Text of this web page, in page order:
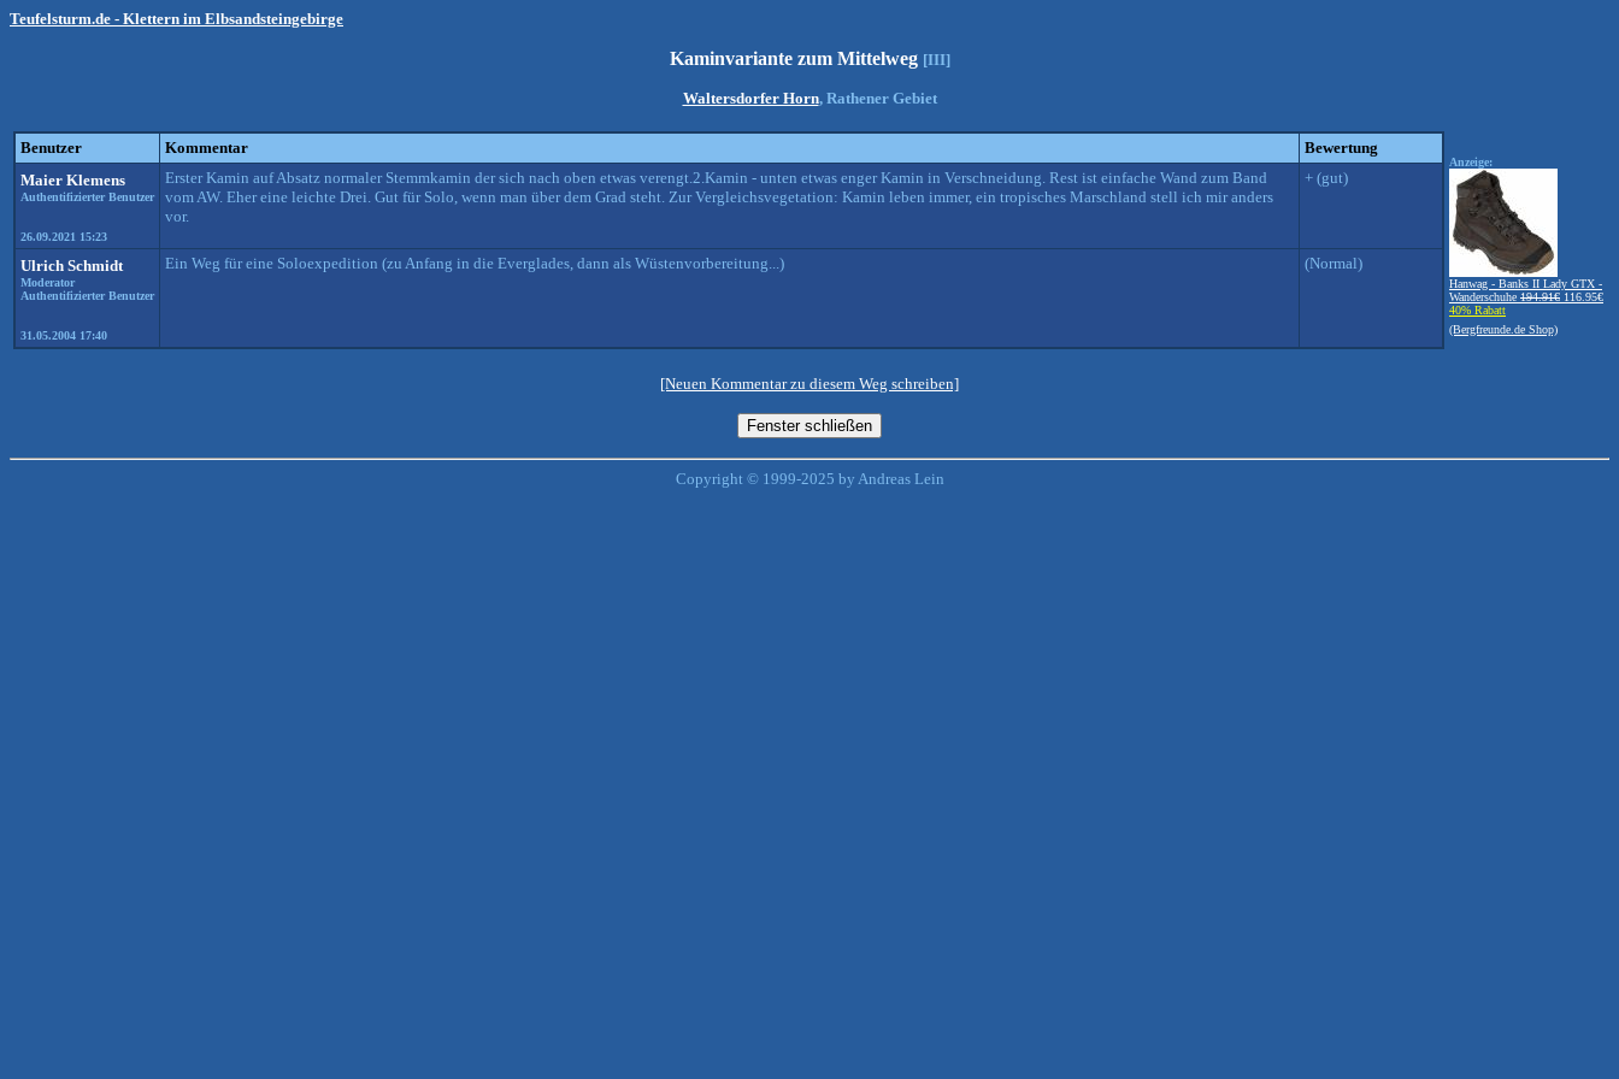
Teufelsturm.de - Klettern im Elbsandsteingebirge
Kaminvariante zum Mittelweg [III]
Waltersdorfer Horn, Rathener Gebiet
Benutzer Kommentar
Bewertung
Maier Klemens
Authentifizierter Benutzer
26.09.2021 15:23
Erster Kamin auf Absatz normaler Stemmkamin der sich nach oben etwas verengt.2.Kamin - unten etwas enger Kamin in Verschneidung. Rest ist einfache Wand zum Band
vom AW. Eher eine leichte Drei. Gut für Solo, wenn man über dem Grad steht. Zur Vergleichsvegetation: Kamin leben immer, ein tropisches Marschland stell ich mir anders
vor.
+ (gut)
Ulrich Schmidt
Moderator
Authentifizierter Benutzer
31.05.2004 17:40
Ein Weg für eine Soloexpedition (zu Anfang in die Everglades, dann als Wüstenvorbereitung...) (Normal)
Anzeige:
Hanwag - Banks II Lady GTX -
Wanderschuhe 194.91€ 116.95€
40% Rabatt
(Bergfreunde.de Shop)
[Neuen Kommentar zu diesem Weg schreiben]
Copyright © 1999-2025 by Andreas Lein